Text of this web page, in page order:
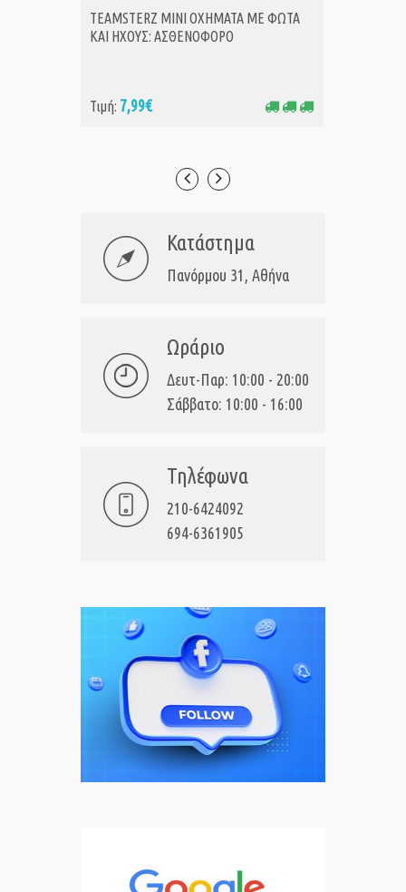
ΑΓΟΡΑ
TEAMSTERZ MINI ΟΧΗΜΑΤΑ ΜΕ ΦΩΤΑ
ΚΑΙ ΗΧΟΥΣ: ΑΣΘΕΝΟΦΟΡΟ
Τιμή: 7,99€
Κατάστημα
Πανόρμου 31, Αθήνα
Ωράριο
Δευτ-Παρ: 10:00 - 20:00
Σάββατο: 10:00 - 16:00
Τηλέφωνα
210-6424092
694-6361905